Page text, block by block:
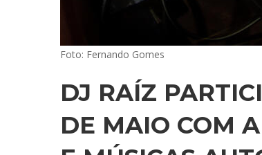
Foto: Fernando Gomes
DJ RAÍZ
DE MAIO COM